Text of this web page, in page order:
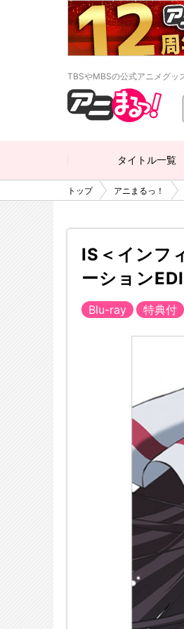
TBSやMBSの公式アニメグッ
タイトル一覧
トップ アニまるっ！
IS＜インフ
ーション
Blu-ray 特典付